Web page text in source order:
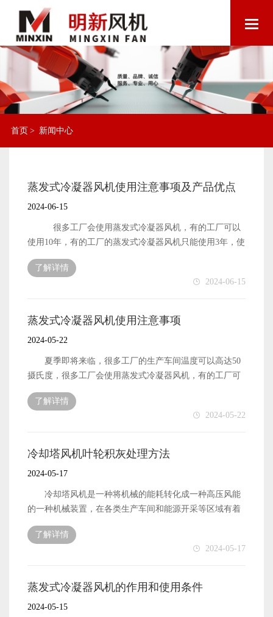
首页 > 新闻中心
蒸发式冷凝器风机使用注意事项及产品优点
2024-06-15
很多工厂会使用蒸发式冷凝器风机，有的工厂可以
使用10年，有的工厂的蒸发式冷凝器风机只能使用3年，使
用寿命的长短，取决于有否正确使用 在使用环境上，
蒸发冷风就的使用温度范围是20度到50度，夏天南方城市
中，特别是朝南的工厂温度是远远大于50度的，这个时
是不适合用的。在湿度方面，风机要求环境相对湿度是在
使用。 在使用过程中，有的工厂生产环境相对比较
差，蒸发式冷凝器风机的电线很容易被老鼠咬坏，通常我
们要求经常检查电线连接，不得在机组连接线上重压，拉
合行业规定，且有专业人士进行操作。在安装使用时，不
仅要注意环境，还要注意一些细节，不得使用不正确的保
好是同品牌的保险丝。 运行中，切勿私自拆开一些零
部件，包括蒸发器，顶盖等。其实蒸发式冷凝器风机的使
用寿命的长短一大部分是取决于使用者本身，在使用过程
中，应该严格遵守相关使用说明。 蒸发式冷凝器风机
是一种具有降温换气防尘于一体的风机，它在企业车间，
择蒸发式冷凝器风机呢？ 第一个优点，它的成本低，
且效能大。今年随着铜价格的上涨，中央空调的价格水涨
远的超过一半。在价格上，蒸发式冷凝器风机有着绝对的
价格优势。 第二个优点就是省电，在理论数值上，蒸
了解详情
2024-06-15
蒸发式冷凝器风机使用注意事项
2024-05-22
夏季即将来临，很多工厂的生产车间温度可以高达50
摄氏度，很多工厂会使用蒸发式冷凝器风机，有的工厂可
以使用10年，有的工厂的蒸发式冷凝器风机只能使用3年，
使用寿命的长短，取决于有否正确使用 在使用环境
上，蒸发冷风就的使用温度范围是20度到50度，夏天南方
时候，开风机的降温效果是不明显的，而且在如此高温下
在百分之85以下，梅雨天的湿可以到达百分之一百，要慎
重使用。 在使用过程中，有的工厂生产环境相对比较
差，蒸发式冷凝器风机的电线很容易被老鼠咬坏，通常我
伸，甚至是不按照说明书擅自更改控制线。相关改装要符
合行业规定，且有专业人士进行操作。在安装使用时，不
险丝或者其他金属代替原有的保险丝，以免发生故障，最
好是同品牌的保险丝。 运行中，切勿私自拆开一些零
部件，包括蒸发器，顶盖等。其实蒸发式冷凝器风机的使
了解详情
2024-05-22
冷却塔风机叶轮积灰处理方法
2024-05-17
冷却塔风机是一种将机械的能耗转化成一种高压风能
的一种机械装置，在各类生产车间和能源开采等区域有着
广泛的使用，工业领域使用的冷却塔风机，由于使用环境
的特殊性，因此在叶轮上，经常容易出现积灰的情况。
冷却塔风机叶轮积灰的危害 冷却塔风机的叶轮积
塔风机的转子出现偏移，随着使用时间的增加，主轴也会
这个棘手的问题，用户要如何进行解决呢？ 如何处理
了解详情
2024-05-17
蒸发式冷凝器风机的作用和使用条件
2024-05-15